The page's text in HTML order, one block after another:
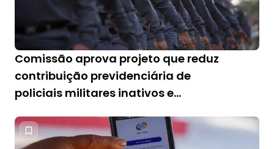
Comissão aprova projeto que reduz
contribuição previdenciária de
policiais militares inativos e